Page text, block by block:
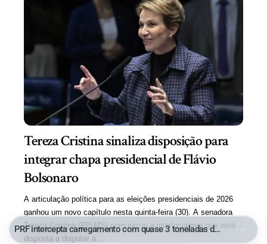
PRF intercepta carregamento com quase 3 toneladas de maconha, mais de meia tonelada de cocaína e medicamentos ilegais em MS
Tereza Cristina sinaliza disposição para
integrar chapa presidencial de Flávio
Bolsonaro
A articulação política para as eleições presidenciais de 2026
ganhou um novo capítulo nesta quinta-feira (30). A senadora
Tereza Cristina (PP-MS) comunicou a interlocutores que está
disposta a disputar a…